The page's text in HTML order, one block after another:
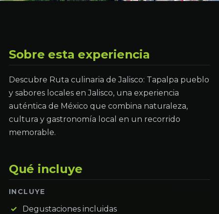
Sobre esta experiencia
Descubre Ruta culinaria de Jalisco: Tapalpa pueblo
y sabores locales en Jalisco, una experiencia
auténtica de México que combina naturaleza,
cultura y gastronomía local en un recorrido
memorable.
Qué incluye
INCLUYE
Degustaciones incluidas